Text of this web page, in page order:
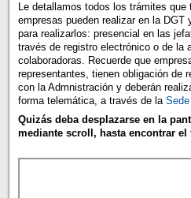
Le detallamos todos los trámites
empresas pueden realizar en la
para realizarlos: presencial en las
través de registro electrónico o de la
colaboradoras. Recuerde que
representantes, tienen obligación de
con la Admnistración y deberán
forma telemática, a través de la
Quizás deba desplazarse en la
mediante scroll, hasta encontrar el